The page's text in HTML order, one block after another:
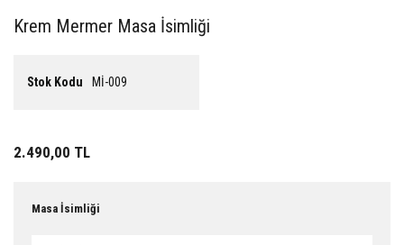
Krem Mermer Masa İsimliği
Stok Kodu Mİ-009
2.490,00 TL
Masa İsimliği